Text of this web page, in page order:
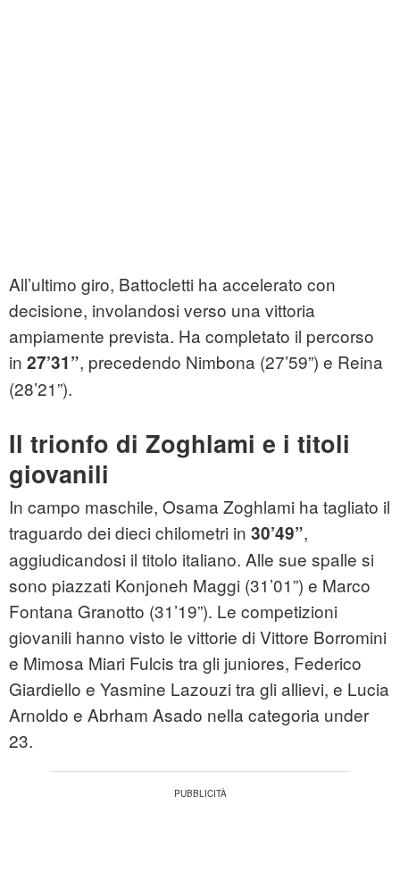
All’ultimo giro, Battocletti ha accelerato con
decisione, involandosi verso una vittoria
ampiamente prevista. Ha completato il percorso
in 27’31”, precedendo Nimbona (27’59”) e Reina
(28’21”).
Il trionfo di Zoghlami e i titoli
giovanili
In campo maschile, Osama Zoghlami ha tagliato il
traguardo dei dieci chilometri in 30’49”,
aggiudicandosi il titolo italiano. Alle sue spalle si
sono piazzati Konjoneh Maggi (31’01”) e Marco
Fontana Granotto (31’19”). Le competizioni
giovanili hanno visto le vittorie di Vittore Borromini
e Mimosa Miari Fulcis tra gli juniores, Federico
Giardiello e Yasmine Lazouzi tra gli allievi, e Lucia
Arnoldo e Abrham Asado nella categoria under
23.